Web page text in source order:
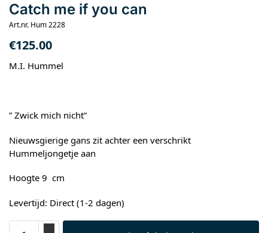
Catch me if you can
Art.nr. Hum 2228
€125.00
M.I. Hummel
” Zwick mich nicht”
Nieuwsgierige gans zit achter een verschrikt
Hummeljongetje aan
Hoogte 9 cm
Levertijd: Direct (1-2 dagen)